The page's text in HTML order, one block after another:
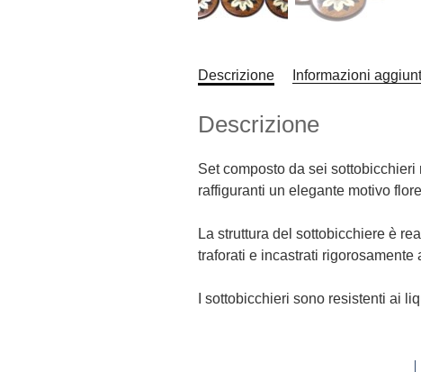
Descrizione Informazioni
Descrizione
Set composto da sei
raffiguranti un elegante motivo
La struttura del sottobicchiere è
traforati e incastrati rigorosamente
I sottobicchieri sono resistenti ai